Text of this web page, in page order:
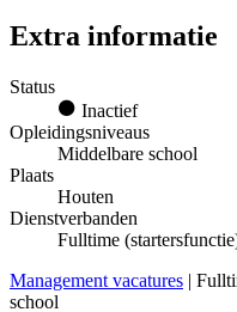
Extra informatie
Status
Inactief
Opleidingsniveaus
Middelbare school
Plaats
Houten
Dienstverbanden
Fulltime
Management vacatures |
school